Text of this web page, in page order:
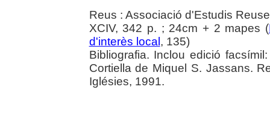
Reus : Associació d'Estudis
XCIV, 342 p. ; 24cm + 2 mapes (
d'interès local , 135)
Bibliografia. Inclou edició
Cortiella de Miquel S. Jassans.
Iglésies, 1991.